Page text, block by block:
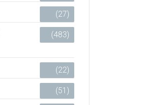
(27)
(483)
(22)
(51)